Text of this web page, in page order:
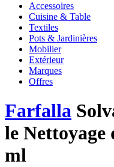
Accessoires
Cuisine & Table
Textiles
Pots & Jardinières
Mobilier
Extérieur
Marques
Offres
Farfalla
le Nettoyage
ml